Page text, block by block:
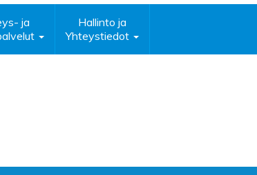
ja
Hallinto ja
Yhteystiedot